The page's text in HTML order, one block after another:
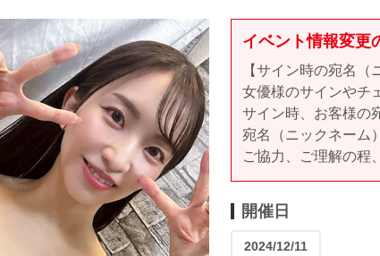
イベント情報変更
【サイン時の宛名（
女優様のサインやチ
サイン時、お客様の
宛名（ニックネーム
ご協力、ご理解の程
開催日
2024/12/11